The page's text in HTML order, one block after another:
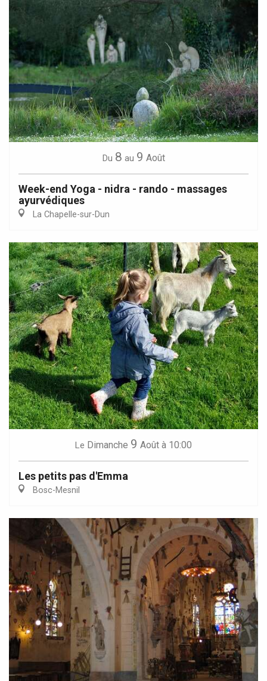
Du 8 au 9 Août
Week-end Yoga - nidra - rando - massages
ayurvédiques
La Chapelle-sur-Dun
Le Dimanche 9 Août à 10:00
Les petits pas d'Emma
Bosc-Mesnil